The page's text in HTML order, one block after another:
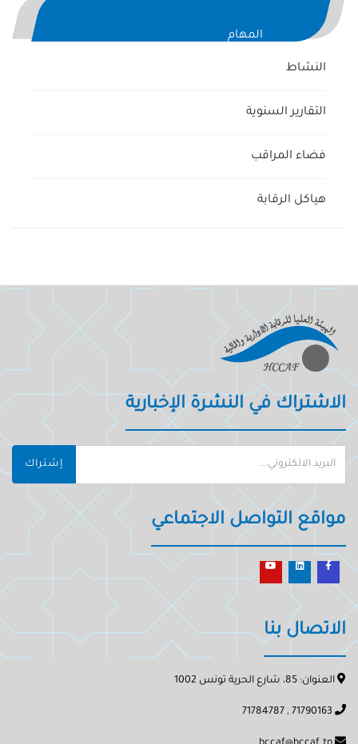
المهام
النشاط
التقارير السنوية
فضاء المراقب
هياكل الرقابة
الاشتراك في النشرة الإخبارية
إشتراك
مواقع التواصل الاجتماعي
الاتصال بنا
العنوان: 85، شارع الحرية تونس 1002